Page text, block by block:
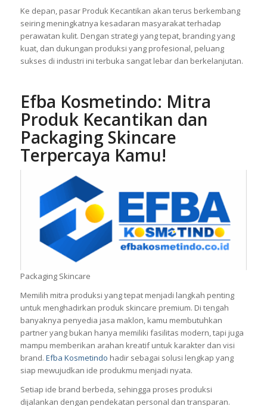
Ke depan, pasar Produk Kecantikan akan terus berkembang
seiring meningkatnya kesadaran masyarakat terhadap
perawatan kulit. Dengan strategi yang tepat, branding yang
kuat, dan dukungan produksi yang profesional, peluang
sukses di industri ini terbuka sangat lebar dan berkelanjutan.
Efba Kosmetindo: Mitra
Produk Kecantikan dan
Packaging Skincare
Terpercaya Kamu!
Packaging Skincare
Memilih mitra produksi yang tepat menjadi langkah penting
untuk menghadirkan produk skincare premium. Di tengah
banyaknya penyedia jasa maklon, kamu membutuhkan
partner yang bukan hanya memiliki fasilitas modern, tapi juga
mampu memberikan arahan kreatif untuk karakter dan visi
brand. Efba Kosmetindo hadir sebagai solusi lengkap yang
siap mewujudkan ide produkmu menjadi nyata.
Setiap ide brand berbeda, sehingga proses produksi
dijalankan dengan pendekatan personal dan transparan.